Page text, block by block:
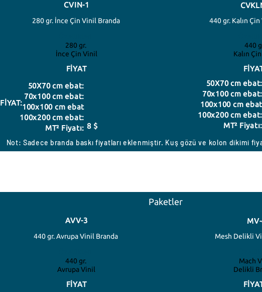
CVIN-1
280 gr. İnce Çin Vinil Branda 440 gr. Kalın
FİYAT:
280 gr.
İnce Çin Vinil
FİYAT
8 $
50X70 cm ebat:
70x100 cm ebat:
100x100 cm ebat
100x200 cm ebat:
MT² Fiyatı:
440
Kalın
Not: Sadece branda baskı fiyatları eklenmiştir. Kuş gözü ve kolon dikimi
50X70 cm ebat:
70x100 cm ebat:
100x100 cm ebat
100x200 cm ebat:
MT² Fiyatı:
Paketler
AVV-3
440 gr. Avrupa Vinil Branda
Mesh Delikli
440 gr.
Avrupa Vinil
FİYAT
Mach
Delikli